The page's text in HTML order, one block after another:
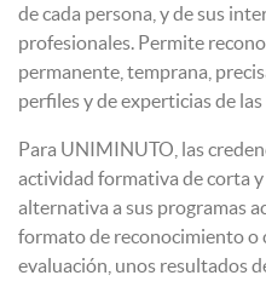
de cada persona, y de sus
profesionales. Permite
permanente, temprana,
perfiles y de experticias de
Para UNIMINUTO, las
actividad formativa de corta
alternativa a sus programas
formato de reconocimiento o
evaluación, unos resultados